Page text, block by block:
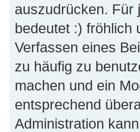
auszudrücken. Für
bedeutet :) fröhlich
Verfassen eines
zu häufig zu
machen und ein
entsprechend
Administration